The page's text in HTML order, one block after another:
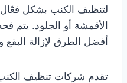
لتنظيف الكنب بشكل فعّال
الأقمشة أو الجلود. يتم
أفضل الطرق لإزالة
تقدم شركات تنظيف